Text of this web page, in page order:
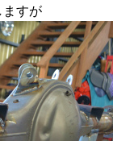
ますが